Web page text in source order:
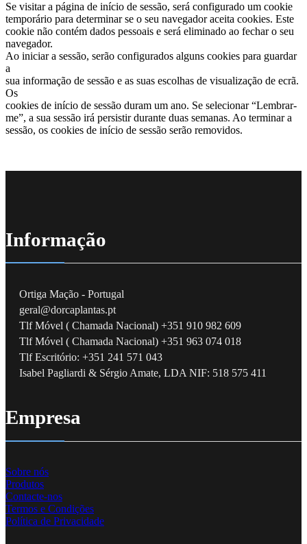
Se visitar a página de início de sessão, será configurado um cookie
temporário para determinar se o seu navegador aceita cookies. Este
cookie não contém dados pessoais e será eliminado ao fechar o seu
navegador.
Ao iniciar a sessão, serão configurados alguns cookies para guardar
a
sua informação de sessão e as suas escolhas de visualização de ecrã.
Os
cookies de início de sessão duram um ano. Se selecionar “Lembrar-
me”, a sua sessão irá persistir durante duas semanas. Ao terminar a
sessão, os cookies de início de sessão serão removidos.
Informação
Ortiga Mação - Portugal
geral@dorcaplantas.pt
Tlf Móvel ( Chamada Nacional) +351 910 982 609
Tlf Móvel ( Chamada Nacional) +351 963 074 018
Tlf Escritório: +351 241 571 043
Isabel Pagliardi & Sérgio Amate, LDA NIF: 518 575 411
Empresa
Sobre nós
Produtos
Contacte-nos
Termos e Condições
Política de Privacidade